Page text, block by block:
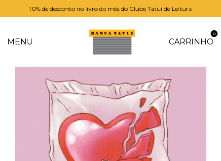
10% de desconto no livro do mês do Clube Tatuí de Leitura
MENU CARRINHO
0